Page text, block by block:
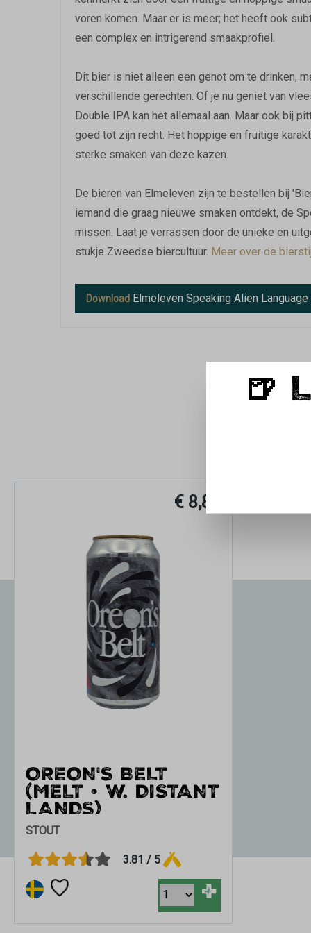
voren komen. Maar er is meer; het heeft ook
een complex en intrigerend smaakprofiel.
Dit bier is niet alleen een genot om te drinken,
verschillende gerechten. Of je nu geniet van
Double IPA kan het allemaal aan. Maar ook bij
goed tot zijn recht. Het hoppige en fruitige
sterke smaken van deze kazen.
De bieren van Elmeleven zijn te bestellen bij
iemand die graag nieuwe smaken ontdekt, de
missen. Laat je verrassen door de unieke en
stukje Zweedse biercultuur. Meer over de
Download Elmeleven Speaking Alien Language
€ 8,89
OREON'S BELT
(MELT • W. DISTANT
LANDS)
STOUT
3.81 / 5
+
🍺